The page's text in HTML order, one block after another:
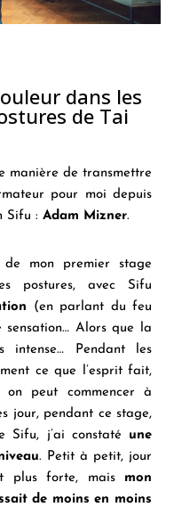
dans les
de Tai
manière de transmettre
pour moi depuis
Sifu : Adam Mizner.
de mon premier stage
postures, avec Sifu
(en parlant du feu
sensation… Alors que la
Pendant les
ce que l’esprit fait,
peut commencer à
jour, pendant ce stage,
Sifu, j’ai constaté une
. Petit à petit, jour
plus forte, mais mon
de moins en moins